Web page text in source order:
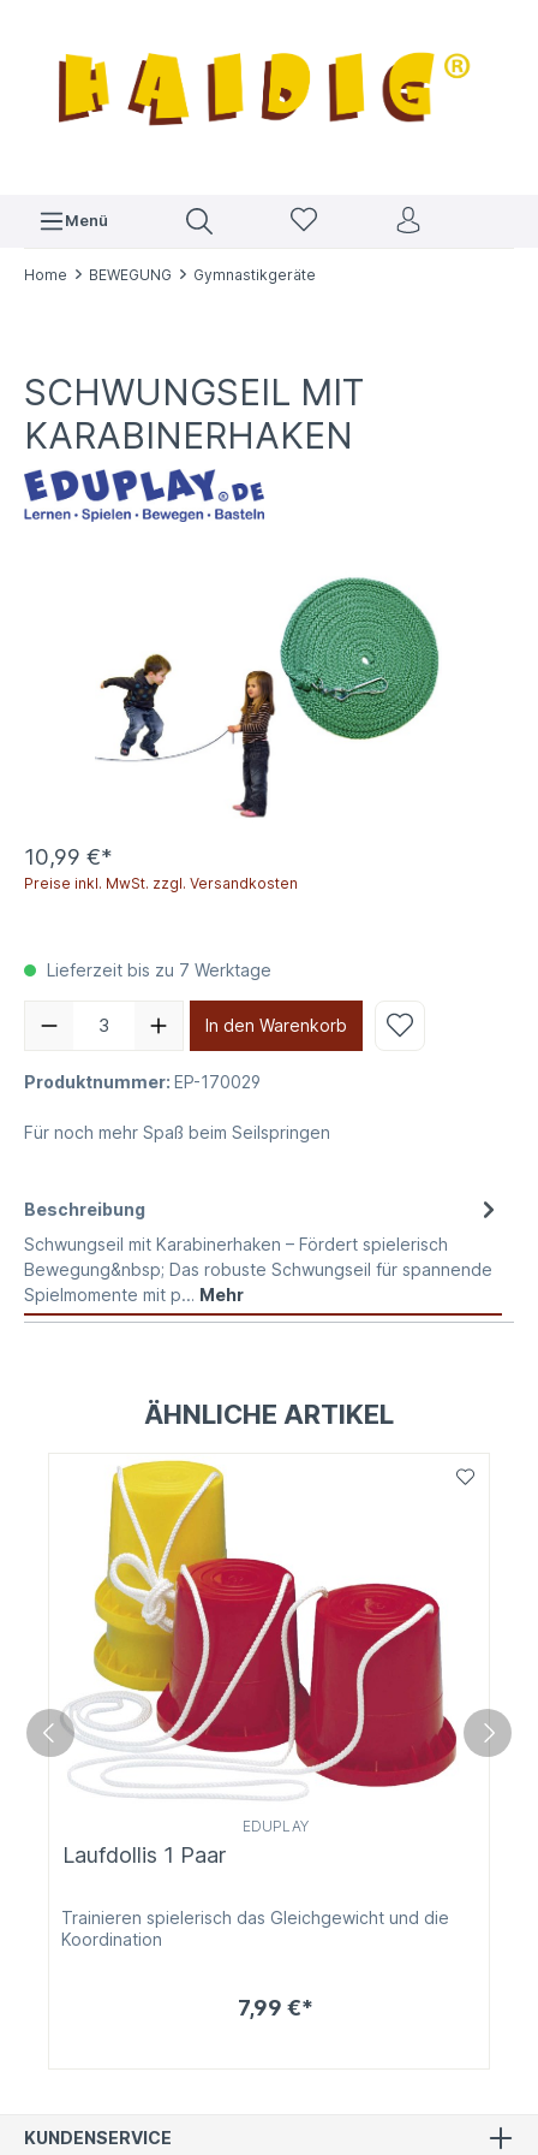
Menü
Home BEWEGUNG Gymnastikgeräte
SCHWUNGSEIL MIT
KARABINERHAKEN
10,99 €*
Preise inkl. MwSt. zzgl. Versandkosten
Lieferzeit bis zu 7 Werktage
In den Warenkorb
Produktnummer: EP-170029
Für noch mehr Spaß beim Seilspringen
Beschreibung
Schwungseil mit Karabinerhaken – Fördert spielerisch
Bewegung&nbsp; Das robuste Schwungseil für spannende
Spielmomente mit p… Mehr
ÄHNLICHE ARTIKEL
EDUPLAY
Laufdollis 1 Paar
Trainieren spielerisch das Gleichgewicht und die
Koordination
7,99 €*
KUNDENSERVICE